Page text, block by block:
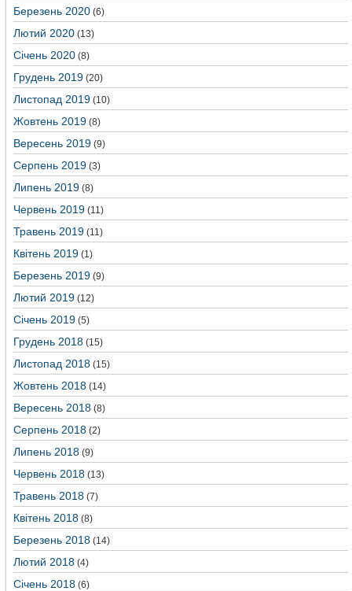
Березень 2020 (6)
Лютий 2020 (13)
Січень 2020 (8)
Грудень 2019 (20)
Листопад 2019 (10)
Жовтень 2019 (8)
Вересень 2019 (9)
Серпень 2019 (3)
Липень 2019 (8)
Червень 2019 (11)
Травень 2019 (11)
Квітень 2019 (1)
Березень 2019 (9)
Лютий 2019 (12)
Січень 2019 (5)
Грудень 2018 (15)
Листопад 2018 (15)
Жовтень 2018 (14)
Вересень 2018 (8)
Серпень 2018 (2)
Липень 2018 (9)
Червень 2018 (13)
Травень 2018 (7)
Квітень 2018 (8)
Березень 2018 (14)
Лютий 2018 (4)
Січень 2018 (6)